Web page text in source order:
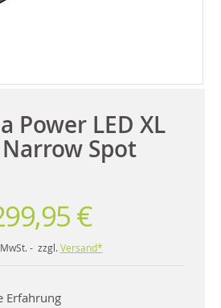
Power LED XL
Spot
€
- zzgl. Versand*
Erfahrung